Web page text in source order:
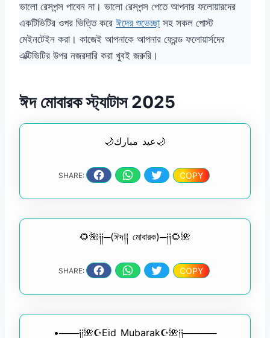
ভালো রেসপন্স পাবেন না। ভালো রেসপন্স পেতে আপনার ফলোয়ারদের
একটিভিটির ওপর ভিত্তি করে ঈদের শুভেচ্ছাসহ সকল পোস্ট
মেইনটেইন করা। কাজেই আপনাকে আপনার ফ্রেন্ড ফলোয়ার্সদের
এক্টিভিটির উপর নজরদারি করা খুবই জরুরি।
ঈদ মোবারক স্ট্যাটাস 2025
🌙عيد مبارك🌙
SHARE: COPY
🌻🌺༏༏─(ঈদ༐༐ মোবারক)─༏༏🌻🌺
SHARE: COPY
•───༏༏🌺☪Eid Mubarak☪🌺༏༏─────